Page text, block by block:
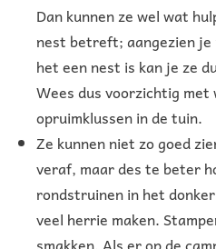
Dan kunnen ze wel wat
nest betreft; aangezien
het een nest is kan je ze
Wees dus voorzichtig met
opruimklussen in de tuin.
Ze kunnen niet zo goed
veraf, maar des te beter
rondstruinen in het
veel herrie maken.